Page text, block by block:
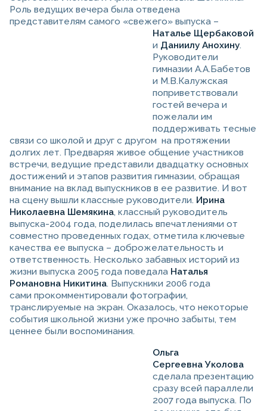
Роль ведущих вечера была отведена
представителям самого «свежего» выпуска –
Наталье Щербаковой
и Даниилу Анохину.
Руководители
гимназии А.А.Бабетов
и М.В.Калужская
поприветствовали
гостей вечера и
пожелали им
поддерживать тесные
связи со школой и друг с другом на протяжении
долгих лет. Предваряя живое общение участников
встречи, ведущие представили двадцатку основных
достижений и этапов развития гимназии, обращая
внимание на вклад выпускников в ее развитие. И вот
на сцену вышли классные руководители. Ирина
Николаевна Шемякина, классный руководитель
выпуска-2004 года, поделилась впечатлениями от
совместно проведенных годах, отметила ключевые
качества ее выпуска – доброжелательность и
ответственность. Несколько забавных историй из
жизни выпуска 2005 года поведала Наталья
Романовна Никитина. Выпускники 2006 года
сами прокомментировали фотографии,
транслируемые на экран. Оказалось, что некоторые
события школьной жизни уже прочно забыты, тем
ценнее были воспоминания.
Ольга
Сергеевна Уколова
сделала презентацию
сразу всей параллели
2007 года выпуска. По